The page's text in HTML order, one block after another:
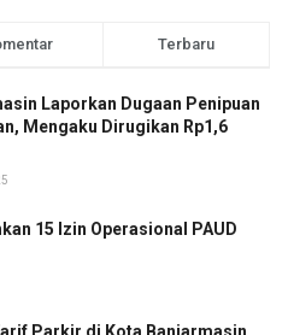
Terbaru
Laporkan Dugaan Penipuan
Mengaku Dirugikan Rp1,6
15 Izin Operasional PAUD